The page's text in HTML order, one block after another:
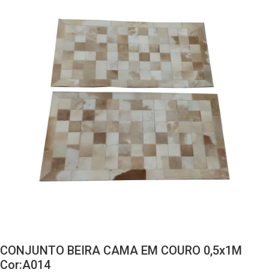
CONJUNTO BEIRA CAMA EM COURO 0,5x1M
Cor:A014